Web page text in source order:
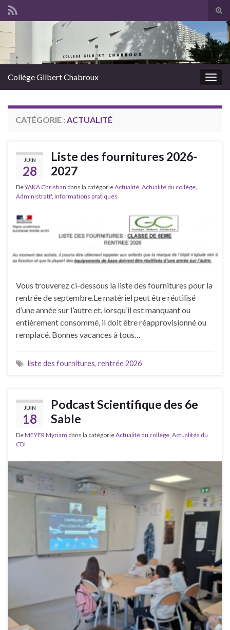
Search for:
Collège Gilbert Chabroux
CATÉGORIE : ACTUALITÉ
JUIN
28
Liste des fournitures 2026-
2027
DeYAKA Christian dans la catégorieActualité Actualité du collège
Administratif, Informations pratiques
Vous trouverez ci-dessous la liste des fournitures pour la
rentrée de septembre.Le matériel peut être réutilisé
d’une année sur l’autre et, lorsqu’il est manquant ou
entièrement consommé, il doit être réapprovisionné ou
remplacé. Bonnes vacances à tous…
liste des fournitures, rentrée 2026
JUIN
18
Podcast Scientifique des 6e
Sable
DeMEYER Myriam dans la catégorieActualité du collège Actualités du
CDI
Panneau de gestion des cookies